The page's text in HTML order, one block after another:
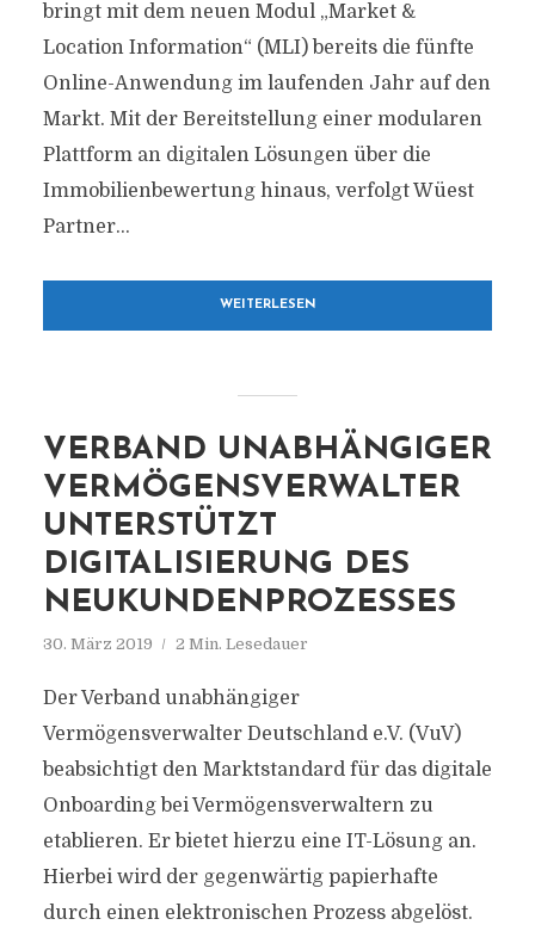
bringt mit dem neuen Modul „Market &
Location Information“ (MLI) bereits die fünfte
Online-Anwendung im laufenden Jahr auf den
Markt. Mit der Bereitstellung einer modularen
Plattform an digitalen Lösungen über die
Immobilienbewertung hinaus, verfolgt Wüest
Partner...
WEITERLESEN
VERBAND UNABHÄNGIGER
VERMÖGENSVERWALTER
UNTERSTÜTZT
DIGITALISIERUNG DES
NEUKUNDENPROZESSES
30. März 2019 2 Min. Lesedauer
Der Verband unabhängiger
Vermögensverwalter Deutschland e.V. (VuV)
beabsichtigt den Marktstandard für das digitale
Onboarding bei Vermögensverwaltern zu
etablieren. Er bietet hierzu eine IT-Lösung an.
Hierbei wird der gegenwärtig papierhafte
durch einen elektronischen Prozess abgelöst.